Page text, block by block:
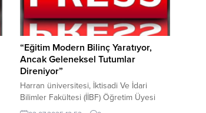
“Eğitim Modern Bilinç Yaratıyor,
Ancak Geleneksel Tutumlar
Direniyor”
Harran üniversitesi, İktisadi Ve İdari
Bilimler Fakültesi (İİBF) Öğretim Üyesi
Doç. Dr Vahap Uluç, Independent Türkçe